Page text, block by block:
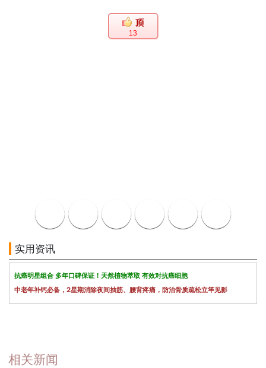
13
实用资讯
抗癌明星组合 多年口碑保证！天然植物萃取 有效对抗癌细胞
中老年补钙必备，2星期消除夜间抽筋、腰背疼痛，防治骨质疏松立竿见影
相关新闻